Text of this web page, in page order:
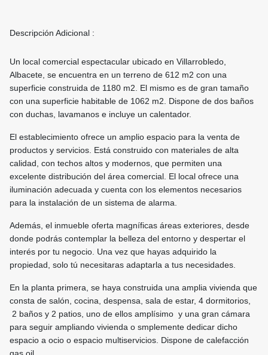
Descripción Adicional :
Un local comercial espectacular ubicado en Villarrobledo,
Albacete, se encuentra en un terreno de 612 m2 con una
superficie construida de 1180 m2. El mismo es de gran tamaño
con una superficie habitable de 1062 m2. Dispone de dos baños
con duchas, lavamanos e incluye un calentador.
El establecimiento ofrece un amplio espacio para la venta de
productos y servicios. Está construido con materiales de alta
calidad, con techos altos y modernos, que permiten una
excelente distribución del área comercial. El local ofrece una
iluminación adecuada y cuenta con los elementos necesarios
para la instalación de un sistema de alarma.
Además, el inmueble oferta magníficas áreas exteriores, desde
donde podrás contemplar la belleza del entorno y despertar el
interés por tu negocio. Una vez que hayas adquirido la
propiedad, solo tú necesitaras adaptarla a tus necesidades.
En la planta primera, se haya construida una amplia vivienda que
consta de salón, cocina, despensa, sala de estar, 4 dormitorios,
2 baños y 2 patios, uno de ellos amplísimo y una gran cámara
para seguir ampliando vivienda o smplemente dedicar dicho
espacio a ocio o espacio multiservicios. Dispone de calefacción